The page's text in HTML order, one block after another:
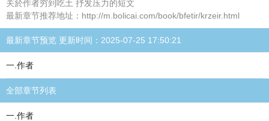
关於作者穷到吃土 抒发压力的短文
最新章节推荐地址：http://m.bolicai.com/book/bfetir/krzeir.html
最新章节预览 更新时间：2025-07-25 17:50:21
一.作者
全部章节列表
一.作者